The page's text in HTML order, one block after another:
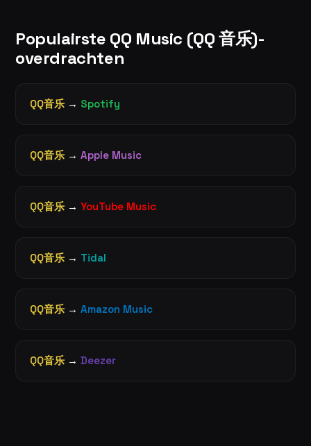
Populairste QQ Music (QQ 音乐)-
overdrachten
QQ音乐 → Spotify
QQ音乐 → Apple Music
QQ音乐 → YouTube Music
QQ音乐 → Tidal
QQ音乐 → Amazon Music
QQ音乐 → Deezer